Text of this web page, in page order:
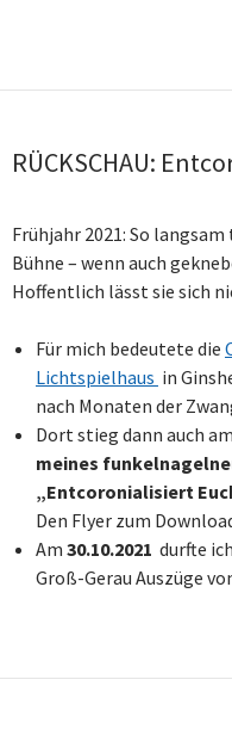
RÜCKSCHAU:
Frühjahr 2021: So
Bühne – wenn auch
Hoffentlich lässt sie sich
Für mich bedeutete die
Lichtspielhaus in
nach Monaten der
Dort stieg dann auch am
meines
„Entcoronialisiert
Den Flyer zum
Am 30.10.2021 durfte
Groß-Gerau Auszüge